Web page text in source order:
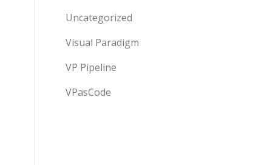
Uncategorized
Visual Paradigm
VP Pipeline
VPasCode